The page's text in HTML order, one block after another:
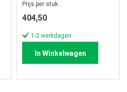
Prijs per stuk
404,50
1-2 werkdagen
In Winkelwagen